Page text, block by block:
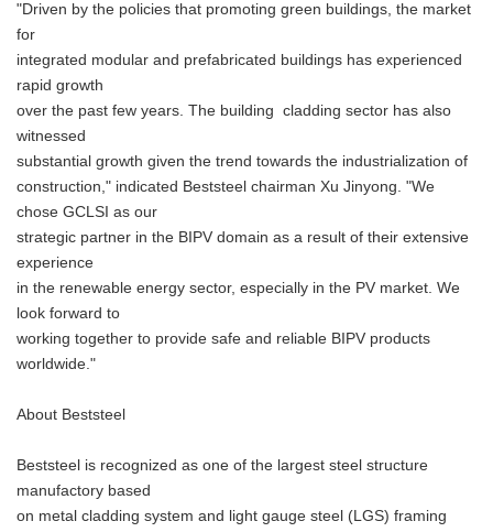
"Driven by the policies that promoting green buildings, the market
for
integrated modular and prefabricated buildings has experienced
rapid growth
over the past few years. The building cladding sector has also
witnessed
substantial growth given the trend towards the industrialization of
construction," indicated Beststeel chairman Xu Jinyong. "We
chose GCLSI as our
strategic partner in the BIPV domain as a result of their extensive
experience
in the renewable energy sector, especially in the PV market. We
look forward to
working together to provide safe and reliable BIPV products
worldwide."
About Beststeel
Beststeel is recognized as one of the largest steel structure
manufactory based
on metal cladding system and light gauge steel (LGS) framing